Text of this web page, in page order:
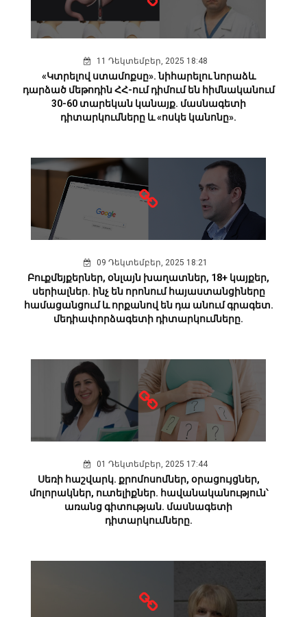
11 Դեկտեմբեր, 2025 18:48
«Կտրելով ստամոքսը». նիհարելու նորաձև
դարձած մեթոդին ՀՀ-ում դիմում են հիմնականում
30-60 տարեկան կանայք. մասնագետի
դիտարկումները և «ոսկե կանոնը».
09 Դեկտեմբեր, 2025 18:21
Բուքմեյքերներ, օնլայն խաղատներ, 18+ կայքեր,
սերիալներ. ինչ են որոնում հայաստանցիները
համացանցում և որքանով են դա անում գրագետ.
մեդիափորձագետի դիտարկումները.
01 Դեկտեմբեր, 2025 17:44
Սեռի հաշվարկ. քրոմոսոմներ, օրացույցներ,
մոլորակներ, ուտելիքներ. հավանականություն՝
առանց գիտության. մասնագետի
դիտարկումները.